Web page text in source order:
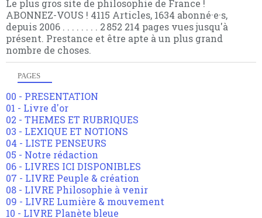
Le plus gros site de philosophie de France !
ABONNEZ-VOUS ! 4115 Articles, 1634 abonné·e·s,
depuis 2006 . . . . . . . . 2 852 214 pages vues jusqu'à
présent. Prestance et être apte à un plus grand
nombre de choses.
PAGES
00 - PRESENTATION
01 - Livre d'or
02 - THEMES ET RUBRIQUES
03 - LEXIQUE ET NOTIONS
04 - LISTE PENSEURS
05 - Notre rédaction
06 - LIVRES ICI DISPONIBLES
07 - LIVRE Peuple & création
08 - LIVRE Philosophie à venir
09 - LIVRE Lumière & mouvement
10 - LIVRE Planète bleue